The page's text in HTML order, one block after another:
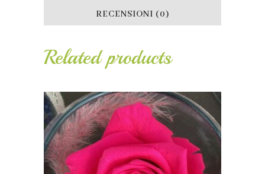
RECENSIONI (0)
Related products